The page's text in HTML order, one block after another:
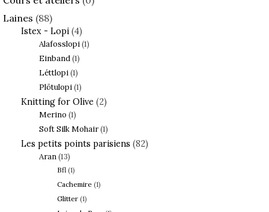
Laines (88)
Istex - Lopi (4)
Alafosslopi(1)
Einband(1)
Léttlopi(1)
Plötulopi(1)
Knitting for Olive (2)
Merino (1)
Soft Silk Mohair(1)
Les petits points parisiens (82)
Aran(13)
Bfl (1)
Cachemire (1)
Glitter (1)